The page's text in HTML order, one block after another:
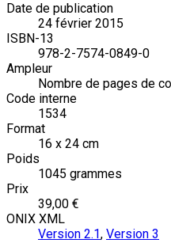
Date de publication
24 février 2015
ISBN-13
978-2-7574-0849-0
Ampleur
Nombre de pages de
Code interne
1534
Format
16 x 24 cm
Poids
1045 grammes
Prix
39,00 €
ONIX XML
Version 2.1, Version 3